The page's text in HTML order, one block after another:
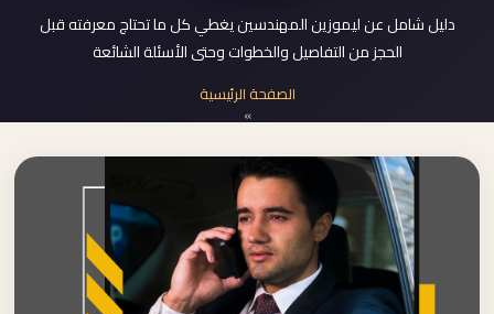
خدمات المطار
نحن
دليل شامل عن ليموزين المهندسين يغطي كل ما تحتاج معرفته قبل
الحجز من التفاصيل والخطوات وحتى الأسئلة الشائعة
الصفحة الرئيسية